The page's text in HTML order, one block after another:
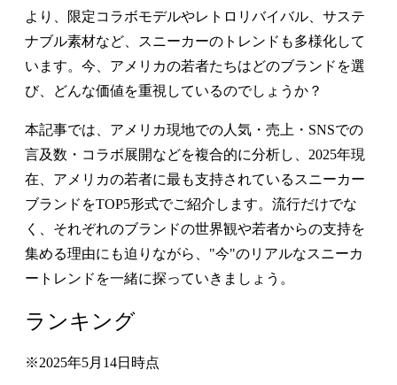
より、限定コラボモデルやレトロリバイバル、サステ
ナブル素材など、スニーカーのトレンドも多様化して
います。今、アメリカの若者たちはどのブランドを選
び、どんな価値を重視しているのでしょうか？
本記事では、アメリカ現地での人気・売上・SNSでの
言及数・コラボ展開などを複合的に分析し、2025年現
在、アメリカの若者に最も支持されているスニーカー
ブランドをTOP5形式でご紹介します。流行だけでな
く、それぞれのブランドの世界観や若者からの支持を
集める理由にも迫りながら、"今"のリアルなスニーカ
ートレンドを一緒に探っていきましょう。
ランキング
※2025年5月14日時点